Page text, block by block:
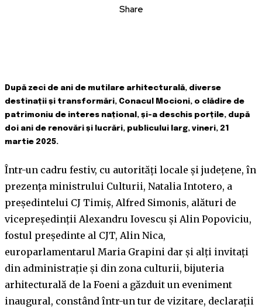
Share
După zeci de ani de mutilare arhitecturală, diverse
destinații și transformări, Conacul Mocioni, o clădire de
patrimoniu de interes național, și-a deschis porțile, după
doi ani de renovări și lucrări, publicului larg, vineri, 21
martie 2025.
Într-un cadru festiv, cu autorități locale și județene, în
prezența ministrului Culturii, Natalia Intotero, a
președintelui CJ Timiș, Alfred Simonis, alături de
vicepreședinții Alexandru Iovescu și Alin Popoviciu,
fostul președinte al CJT, Alin Nica,
europarlamentarul Maria Grapini dar și alți invitați
din administrație și din zona culturii, bijuteria
arhitecturală de la Foeni a găzduit un eveniment
inaugural, constând într-un tur de vizitare, declarații